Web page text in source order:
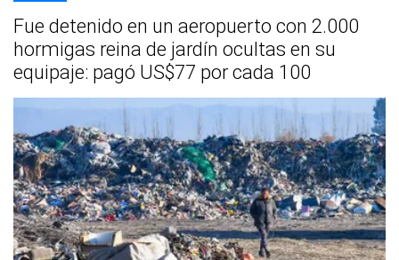
Fue detenido en un aeropuerto con 2.000
hormigas reina de jardín ocultas en su
equipaje: pagó US$77 por cada 100